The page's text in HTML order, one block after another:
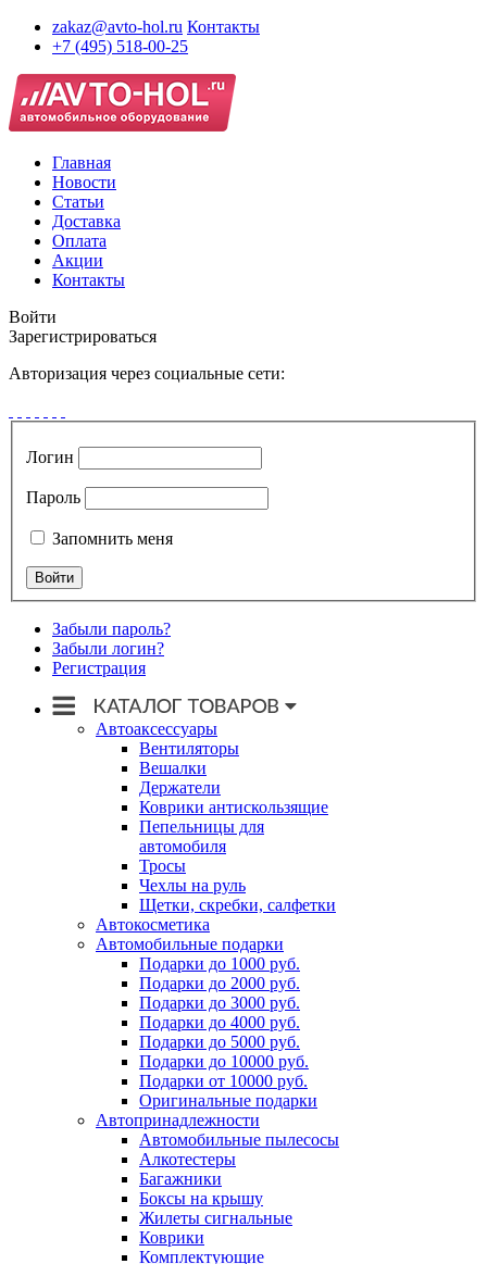
zakaz@avto-hol.ru Контакты
+7 (495) 518-00-25
Главная
Новости
Статьи
Доставка
Оплата
Акции
Контакты
Войти
Зарегистрироваться
Авторизация через социальные сети:
Логин
Пароль
Запомнить меня
Забыли пароль?
Забыли логин?
Регистрация
Автоаксессуары
Вентиляторы
Вешалки
Держатели
Коврики антискользящие
Пепельницы для
автомобиля
Тросы
Чехлы на руль
Щетки, скребки, салфетки
Автокосметика
Автомобильные подарки
Подарки до 1000 руб.
Подарки до 2000 руб.
Подарки до 3000 руб.
Подарки до 4000 руб.
Подарки до 5000 руб.
Подарки до 10000 руб.
Подарки от 10000 руб.
Оригинальные подарки
Автопринадлежности
Автомобильные пылесосы
Алкотестеры
Багажники
Боксы на крышу
Жилеты сигнальные
Коврики
Комплектующие